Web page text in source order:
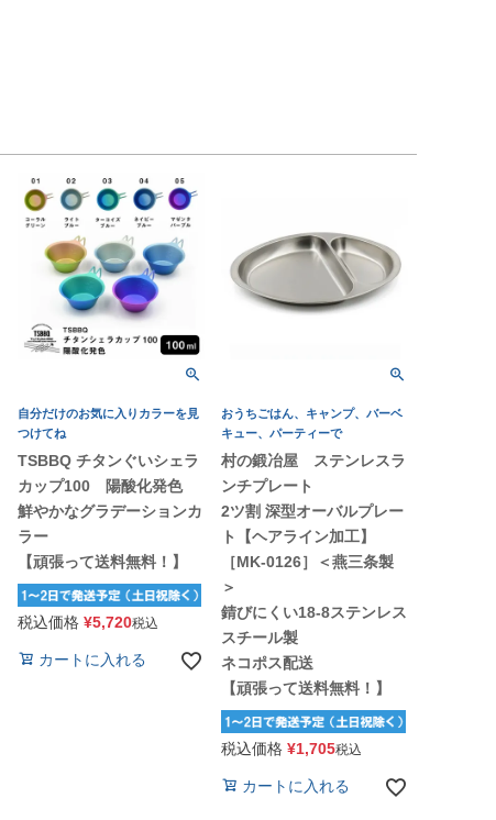
自分だけのお気に入りカラーを見
つけてね
TSBBQ チタンぐいシェラ
カップ100 陽酸化発色
鮮やかなグラデーションカ
ラー
【頑張って送料無料！】
税込価格 ¥5,720税込
カートに入れる
おうちごはん、キャンプ、バーベ
キュー、パーティーで
村の鍛冶屋 ステンレスラ
ンチプレート
2ツ割 深型オーバルプレー
ト【ヘアライン加工】
［MK-0126］＜燕三条製
＞
錆びにくい18-8ステンレス
スチール製
ネコポス配送
【頑張って送料無料！】
税込価格 ¥1,705税込
カートに入れる